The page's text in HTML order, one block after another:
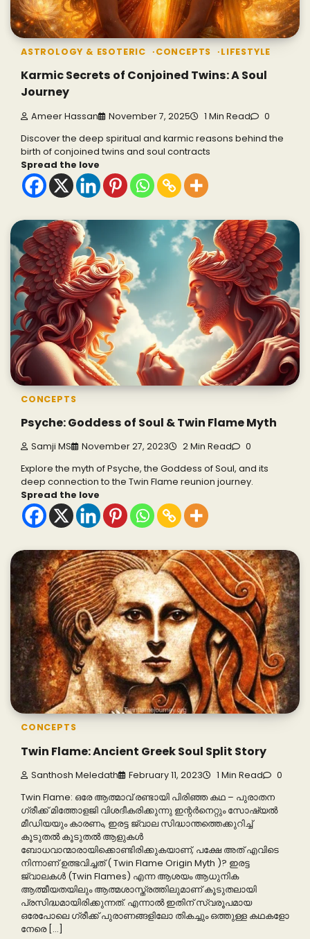
ASTROLOGY & ESOTERIC CONCEPTS LIFESTYLE
Karmic Secrets of Conjoined Twins: A Soul
Journey
Ameer Hassan November 7, 2025 1 Min Read 0
Discover the deep spiritual and karmic reasons behind the
birth of conjoined twins and soul contracts
Spread the love
CONCEPTS
Psyche: Goddess of Soul & Twin Flame Myth
Samji MS November 27, 2023 2 Min Read 0
Explore the myth of Psyche, the Goddess of Soul, and its
deep connection to the Twin Flame reunion journey.
Spread the love
CONCEPTS
Twin Flame: Ancient Greek Soul Split Story
Santhosh Meledath February 11, 2023 1 Min Read 0
Twin Flame: ഒരേ ആത്മാവ് രണ്ടായി പിരിഞ്ഞ കഥ – പുരാതന
ഗ്രീക്ക് മിത്തോളജി വിശദീകരിക്കുന്നു ഇന്റർനെറ്റും സോഷ്യൽ
മീഡിയയും കാരണം, ഇരട്ട ജ്വാല സിദ്ധാന്തത്തെക്കുറിച്ച്
കൂടുതൽ കൂടുതൽ ആളുകൾ
ബോധവാന്മാരായിക്കൊണ്ടിരിക്കുകയാണ്, പക്ഷേ അത് എവിടെ
നിന്നാണ് ഉത്ഭവിച്ചത് ( Twin Flame Origin Myth )? ഇരട്ട
ജ്വാലകൾ (Twin Flames) എന്ന ആശയം ആധുനിക
ആത്മീയതയിലും ആത്മശാസ്ത്രത്തിലുമാണ് കൂടുതലായി
പ്രസിദ്ധമായിരിക്കുന്നത്. എന്നാൽ ഇതിന് സ്വരൂപമായ
ഒരേപോലെ ഗ്രീക്ക് പുരാണങ്ങളിലോ തികച്ചും ഒത്തുള്ള കഥകളോ
നേരെ […]